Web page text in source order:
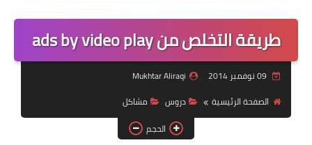
مراجعات
حماية
اندرويد
آيفون
طريقة التخلص من ads by video play
Mukhtar Aliraqi
الصفحة الرئيسية
دروس
مشاكل
الحجم